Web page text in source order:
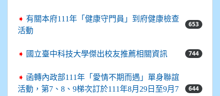
➧ 有關本府111年「健康守門員」到府健康檢查
活動
653
➧ 國立臺中科技大學傑出校友推薦相關資訊 744
➧ 函轉內政部111年「愛情不期而遇」單身聯誼
活動，第7、8、9梯次訂於111年8月29日至9月7
644